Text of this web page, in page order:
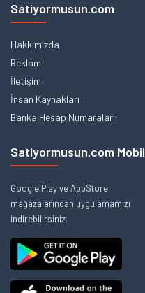
Satiyormusun.com
Hakkımızda
Reklam
İletişim
İnsan Kaynakları
Banka Hesap Numaraları
Satiyormusun.com Mobil
Google Play ve AppStore
mağazalarından uygulamamızı
indirebilirsiniz.